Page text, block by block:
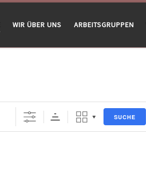
WIR ÜBER UNS ARBEITSGRUPPEN
SUCHE